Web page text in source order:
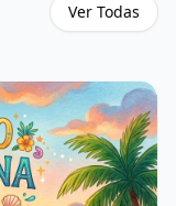
Ver Todas